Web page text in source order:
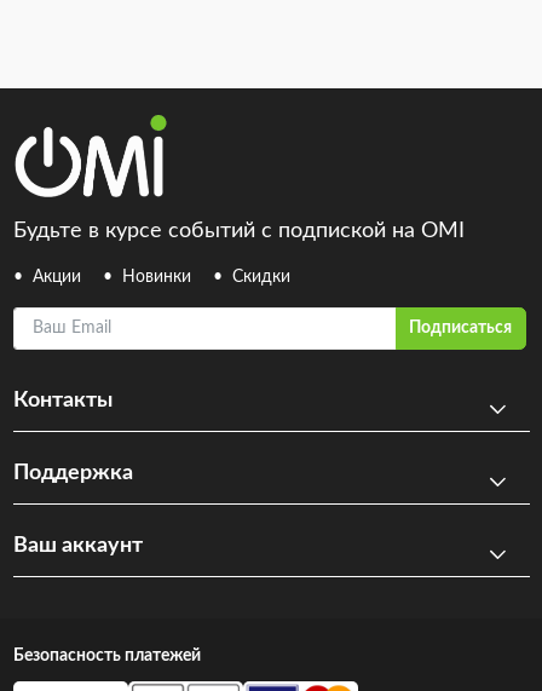
Будьте в курсе событий с подпиской на OMI
Акции Новинки Скидки
Ваш Email
Подписаться
Контакты
Поддержка
Ваш аккаунт
Безопасность платежей